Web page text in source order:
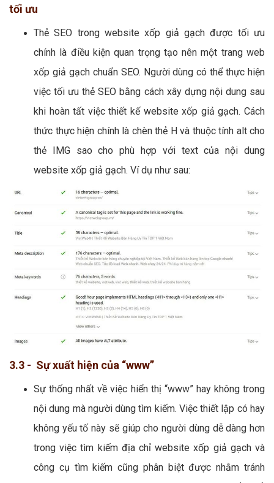
tối ưu
Thẻ SEO trong website xốp giả gạch được tối ưu
chính là điều kiện quan trọng tạo nên một trang web
xốp giả gạch chuẩn SEO. Người dùng có thể thực hiện
việc tối ưu thẻ SEO bằng cách xây dựng nội dung sau
khi hoàn tất việc thiết kế website xốp giả gạch. Cách
thức thực hiện chính là chèn thẻ H và thuộc tính alt cho
thẻ IMG sao cho phù hợp với text của nội dung
website xốp giả gạch. Ví dụ như sau:
3.3 - Sự xuất hiện của “www”
Sự thống nhất về việc hiển thị “www” hay không trong
nội dung mà người dùng tìm kiếm. Việc thiết lập có hay
không yếu tố này sẽ giúp cho người dùng dễ dàng hơn
trong việc tìm kiếm địa chỉ website xốp giả gạch và
công cụ tìm kiếm cũng phân biệt được nhằm tránh